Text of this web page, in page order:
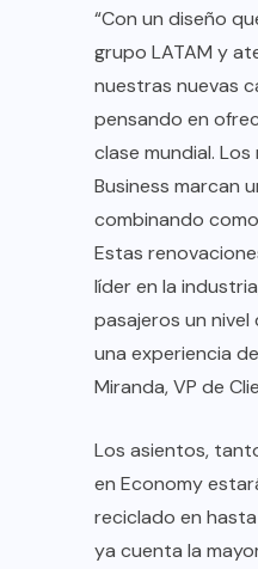
“Con un diseño
grupo LATAM y
nuestras nuevas
pensando en
clase mundial.
Business marcan
combinando
Estas
líder en la
pasajeros un
una experiencia
Miranda, VP de
Los asientos,
en Economy
reciclado en
ya cuenta la